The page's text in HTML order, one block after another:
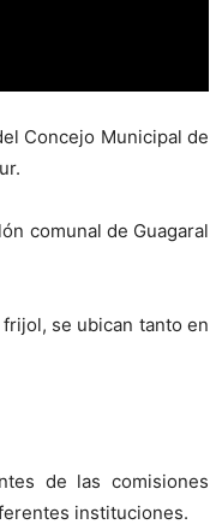
Concejo Municipal de
comunal de Guagaral
se ubican tanto en
de las comisiones
instituciones.